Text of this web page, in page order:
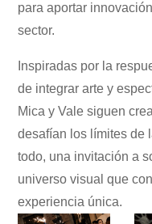
para aportar
sector.
Inspiradas por la
de integrar arte y
Mica y Vale siguen
desafían los límites de
todo, una invitación a
universo visual que
experiencia única.